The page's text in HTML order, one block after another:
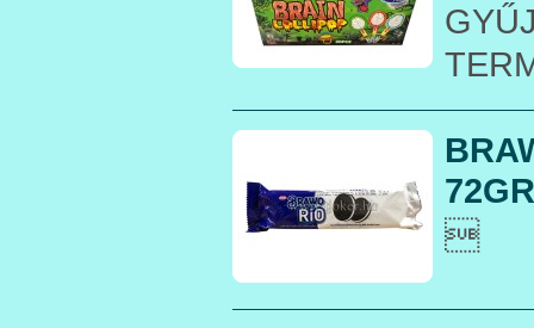
